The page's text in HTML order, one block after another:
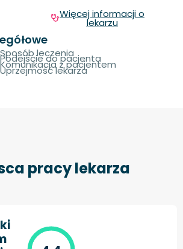
Więcej informacji o
lekarzu
Sposób leczenia
Podejście do pacjenta
Komunikacja z pacjentem
Uprzejmość lekarza
pracy lekarza